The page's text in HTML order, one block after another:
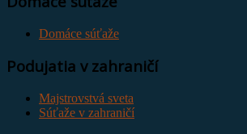
Domáce súťaže
Podujatia v zahraničí
Majstrovstvá sveta
Súťaže v zahraničí